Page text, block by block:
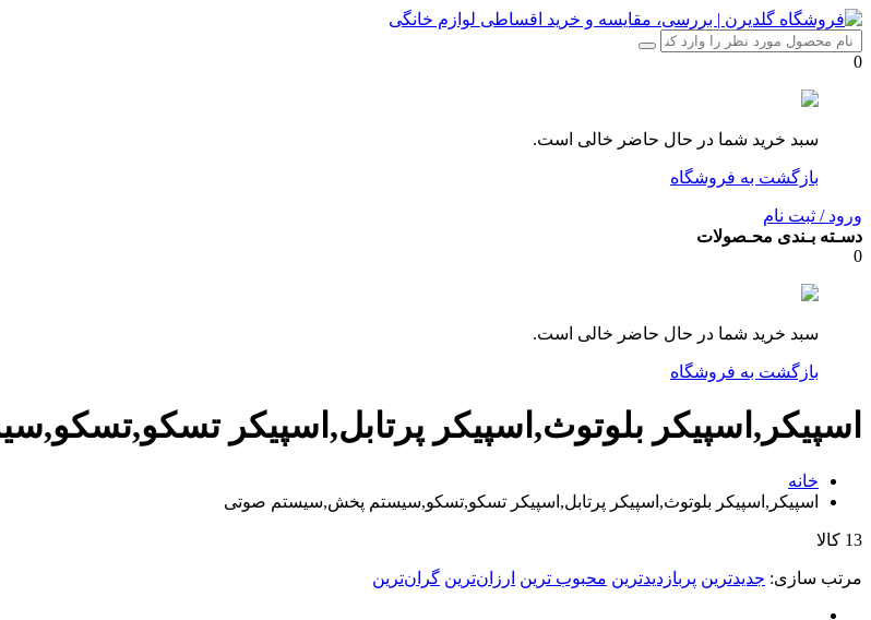
0
سبد خرید شما در حال حاضر خالی است.
بازگشت به فروشگاه
ورود / ثبت نام
دسـته بـندی محـصولات
0
سبد خرید شما در حال حاضر خالی است.
بازگشت به فروشگاه
اسپیکر,اسپیکر بلوتوث,اسپیکر پرتابل,اسپیکر
خانه
اسپیکر,اسپیکر بلوتوث,اسپیکر پرتابل,اسپیکر تسکو,تسکو,سیستم پخش,سیستم صوتی
13 کالا
مرتب‌ سازی: جدیدترین پربازدیدترین محبوب ترین ارزان‌ترین گران‌ترین